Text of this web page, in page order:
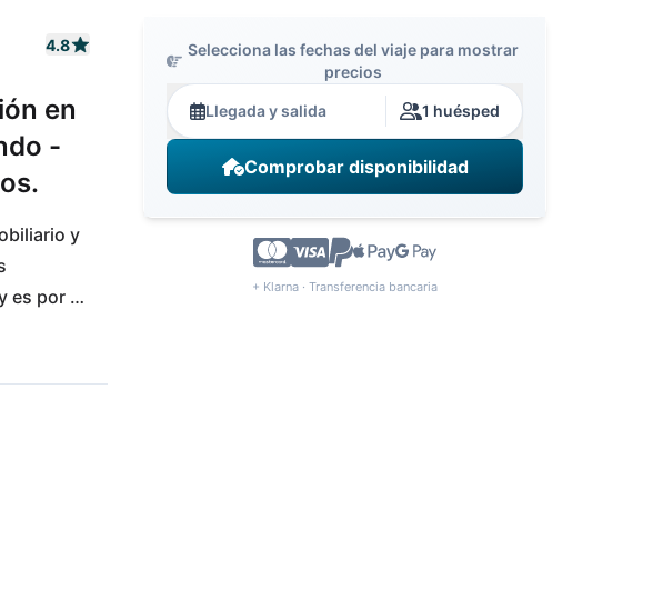
4.8
en
-
y
es por
lavanda,
del
Selecciona las fechas del viaje para mostrar
precios
Llegada y salida 1 huésped
Comprobar disponibilidad
+ Klarna · Transferencia bancaria